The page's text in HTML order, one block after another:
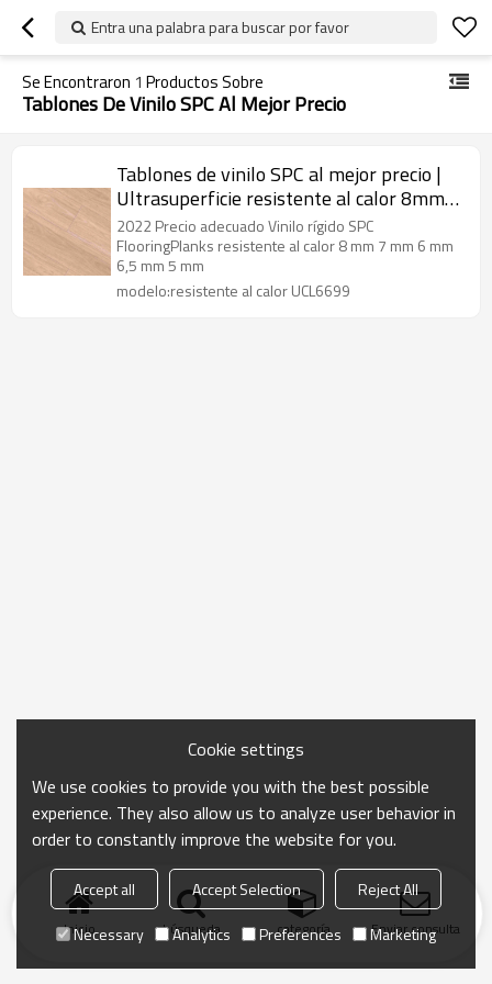
Entra una palabra para buscar por favor
Se Encontraron 1 Productos Sobre
Tablones De Vinilo SPC Al Mejor Precio
Tablones de vinilo SPC al mejor precio |
Ultrasuperficie resistente al calor 8mm
7mm 6mm | SPC aspecto madera
UCL6699
2022 Precio adecuado Vinilo rígido SPC
FlooringPlanks resistente al calor 8 mm 7 mm 6 mm
6,5 mm 5 mm
modelo:resistente al calor UCL6699
Inicio búsqueda categoría Enviar consulta
Cookie settings
We use cookies to provide you with the best possible
experience. They also allow us to analyze user behavior in
order to constantly improve the website for you.
Accept all Accept Selection
Reject All
Necessary
Analytics Preferences Marketing